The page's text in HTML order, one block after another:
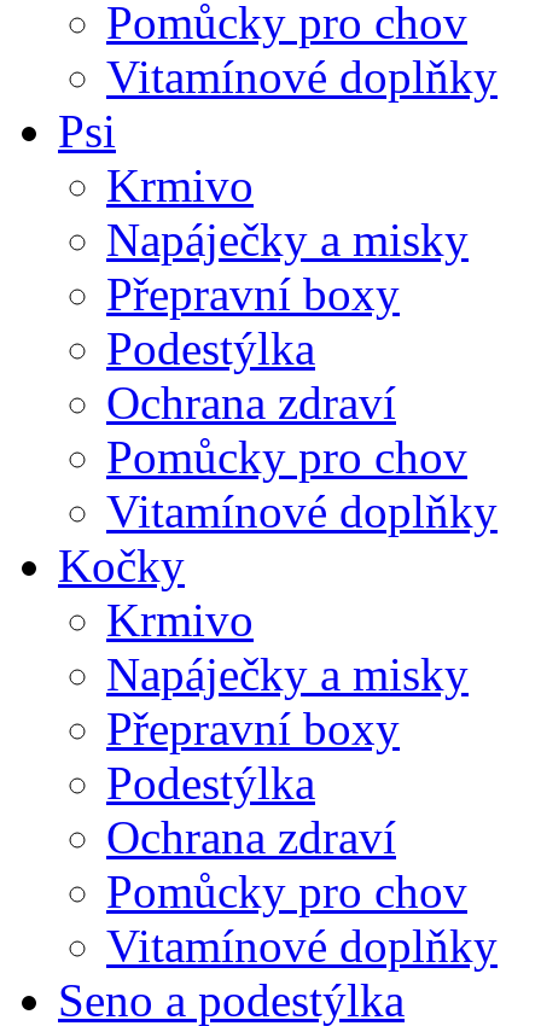
Pomůcky pro chov
Vitamínové doplňky
Psi
Krmivo
Napáječky a misky
Přepravní boxy
Podestýlka
Ochrana zdraví
Pomůcky pro chov
Vitamínové doplňky
Kočky
Krmivo
Napáječky a misky
Přepravní boxy
Podestýlka
Ochrana zdraví
Pomůcky pro chov
Vitamínové doplňky
Seno a podestýlka